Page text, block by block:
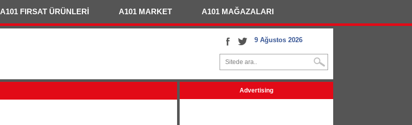
A101 FIRSAT ÜRÜNLERİ A101 MARKET A101 MAĞAZALARI
9 Ağustos 2026
Advertising